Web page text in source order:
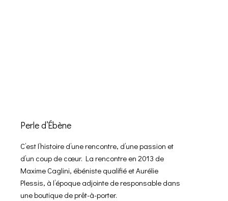
Perle d’Ébène
C’est l’histoire d’une rencontre, d’une passion et
d’un coup de cœur. La rencontre en 2013 de
Maxime Caglini, ébéniste qualifié et Aurélie
Plessis, à l’époque adjointe de responsable dans
une boutique de prêt-à-porter.